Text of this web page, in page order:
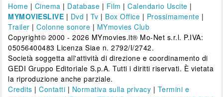
Home | Cinema | Database | Film |Calendario Uscite |
MYMOVIESLIVE | Dvd | Tv | Box Office | Prossimamente |
Trailer |Colonne sonore | MYmovies Club
Copyright© 2000 - 2026 MYmovies.it® Mo-Net s.r.l. P.IVA:
05056400483 Licenza Siae n. 2792/I/2742.
Società soggetta all'attività di direzione e coordinamento di
GEDI Gruppo Editoriale S.p.A. Tutti i diritti riservati. È vietata
la riproduzione anche parziale.
Credits |Contatti | Normativa sulla privacy | Termini e